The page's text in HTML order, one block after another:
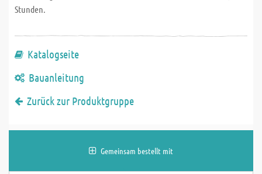
Stunden.
Katalogseite
Bauanleitung
Zurück zur Produktgruppe
Gemeinsam bestellt mit